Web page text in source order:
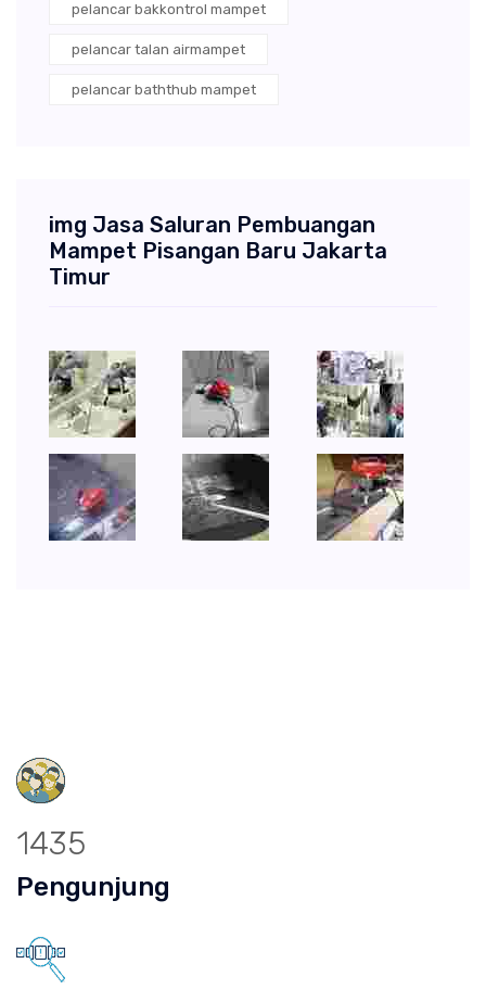
pelancar bakkontrol mampet
pelancar talan airmampet
pelancar baththub mampet
img Jasa Saluran Pembuangan
Mampet Pisangan Baru Jakarta
Timur
1435
Pengunjung